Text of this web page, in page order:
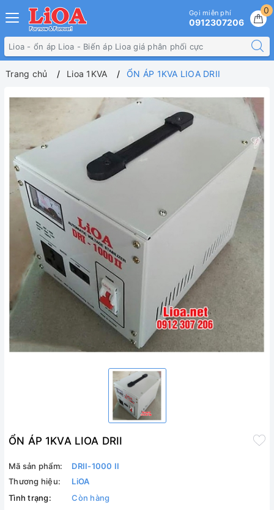
0
Gọi miễn phí
0912307206
Trang chủ Lioa 1KVA ỔN ÁP 1KVA LIOA DRII
ỔN ÁP 1KVA LIOA DRII
Mã sản phẩm:
DRII-1000 II
Thương hiệu:
LiOA
Tình trạng:
Còn hàng